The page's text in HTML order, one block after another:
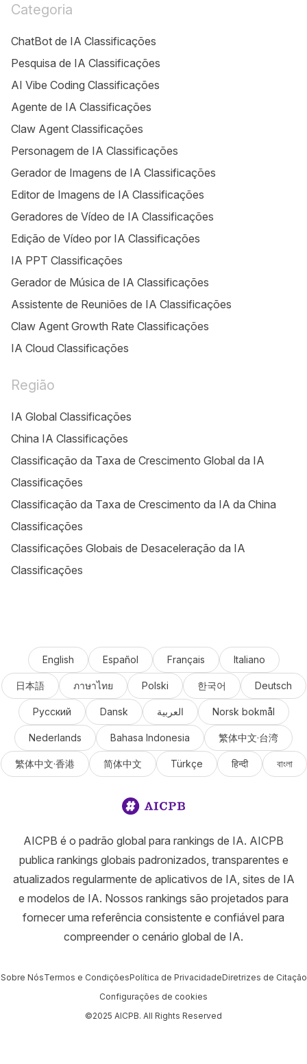
Categoria
ChatBot de IA Classificações
Pesquisa de IA Classificações
AI Vibe Coding Classificações
Agente de IA Classificações
Claw Agent Classificações
Personagem de IA Classificações
Gerador de Imagens de IA Classificações
Editor de Imagens de IA Classificações
Geradores de Vídeo de IA Classificações
Edição de Vídeo por IA Classificações
IA PPT Classificações
Gerador de Música de IA Classificações
Assistente de Reuniões de IA Classificações
Claw Agent Growth Rate Classificações
IA Cloud Classificações
Região
IA Global Classificações
China IA Classificações
Classificação da Taxa de Crescimento Global da IA
Classificações
Classificação da Taxa de Crescimento da IA da China
Classificações
Classificações Globais de Desaceleração da IA
Classificações
English Español Français Italiano
日本語 ภาษาไทย Polski 한국어 Deutsch
Русский Dansk العربية Norsk bokmål
Nederlands Bahasa Indonesia 繁体中文·台湾
繁体中文·香港 简体中文 Türkçe हिन्दी বাংলা
AICPB é o padrão global para rankings de IA. AICPB
publica rankings globais padronizados, transparentes e
atualizados regularmente de aplicativos de IA, sites de IA
e modelos de IA. Nossos rankings são projetados para
fornecer uma referência consistente e confiável para
compreender o cenário global de IA.
Sobre NósTermos e CondiçõesPolítica de PrivacidadeDiretrizes de Citação
Configurações de cookies
©2025 AICPB. All Rights Reserved